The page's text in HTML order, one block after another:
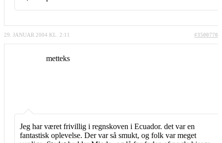
29. JANUAR 2004 KL. 2:11 #3500770
metteks
Jeg har været frivillig i regnskoven i Ecuador. det var en
fantastisk oplevelse. Der var så smukt, og folk var meget